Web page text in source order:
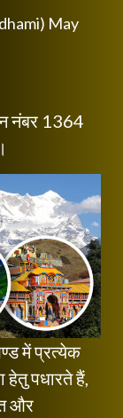
May
नंबर 1364
में प्रत्येक
हेतु पधारते हैं,
और